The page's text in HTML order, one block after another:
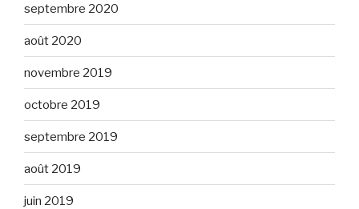
septembre 2020
août 2020
novembre 2019
octobre 2019
septembre 2019
août 2019
juin 2019